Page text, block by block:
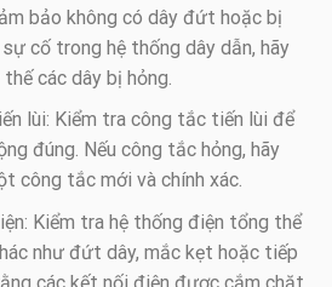
bảo không có dây đứt hoặc bị
cố trong hệ thống dây dẫn, hãy
các dây bị hỏng.
lùi: Kiểm tra công tắc tiến lùi để
đúng. Nếu công tắc hỏng, hãy
công tắc mới và chính xác.
Kiểm tra hệ thống điện tổng thể
như đứt dây, mắc kẹt hoặc tiếp